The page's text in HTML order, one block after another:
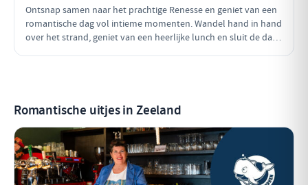
Ontsnap samen naar het prachtige Renesse en geniet van een
romantische dag vol intieme momenten. Wandel hand in hand
over het strand, geniet van een heerlijke lunch en sluit de dag
Romantische uitjes in Zeeland